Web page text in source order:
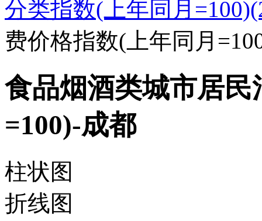
分类指数(上年同月
费价格指数(上年同月
食品烟酒类城市居
=100)-成都
柱状图
折线图